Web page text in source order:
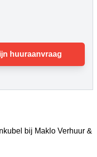
huuraanvraag
bij Maklo Verhuur &